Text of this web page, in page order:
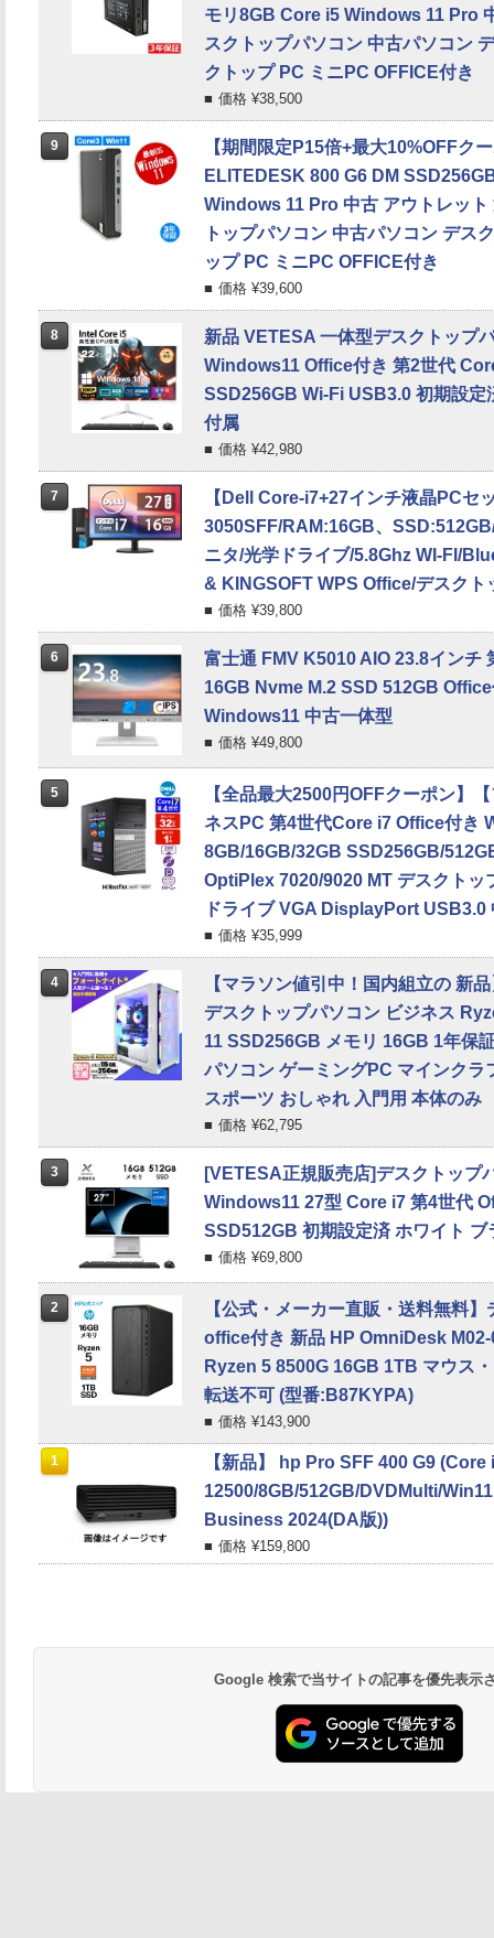
モリ8GB Core i5 Windows 11 Pro
スクトップパソコン 中古パソコン
クトップ PC ミニPC OFFICE付き
価格 ¥38,500
9
【期間限定P15倍+最大10%OFFク
ELITEDESK 800 G6 DM
Windows 11 Pro 中古 アウトレット
トップパソコン 中古パソコン デス
ップ PC ミニPC OFFICE付き
価格 ¥39,600
8
新品 VETESA 一体型デスクトップ
Windows11 Office付き 第2世代
SSD256GB Wi-Fi USB3.0 初期設定
付属
価格 ¥42,980
7
【Dell Core-i7+27インチ液晶PCセ
3050SFF/RAM:16GB、
ニタ/光学ドライブ/5.8Ghz WI-FI/
& KINGSOFT WPS Office/デスクト
価格 ¥39,800
6
富士通 FMV K5010 AIO 23.8インチ
16GB Nvme M.2 SSD 512GB
Windows11 中古一体型
価格 ¥49,800
5
【全品最大2500円OFFクーポン】
ネスPC 第4世代Core i7 Office付き
8GB/16GB/32GB SSD256GB/
OptiPlex 7020/9020 MT デスクトッ
ドライブ VGA DisplayPort USB3.0
価格 ¥35,999
4
【マラソン値引中！国内組立の 新
デスクトップパソコン ビジネス
11 SSD256GB メモリ 16GB 1年保
パソコン ゲーミングPC マインクラ
スポーツ おしゃれ 入門用 本体のみ
価格 ¥62,795
3
[VETESA正規販売店]デスクトップ
Windows11 27型 Core i7 第4世代
SSD512GB 初期設定済 ホワイト ブ
価格 ¥69,800
2
【公式・メーカー直販・送料無料
office付き 新品 HP OmniDesk
Ryzen 5 8500G 16GB 1TB マウス
転送不可 (型番:B87KYPA)
価格 ¥143,900
1
【新品】 hp Pro SFF 400 G9 (Core
12500/8GB/512GB/DVDMulti/
Business 2024(DA版))
価格 ¥159,800
Google 検索で当サイトの記事を優先表示